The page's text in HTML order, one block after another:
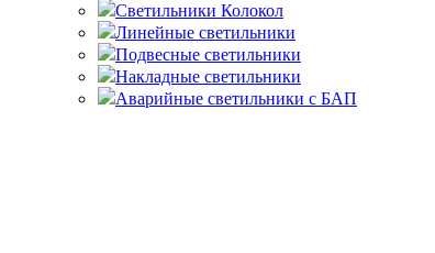
Светильники Колокол
Линейные светильники
Подвесные светильники
Накладные светильники
Аварийные светильники с БАП